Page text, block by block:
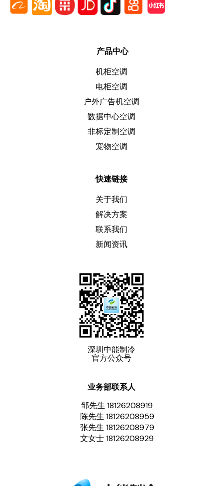
产品中心
机柜空调
电柜空调
户外广告机空调
数据中心空调
非标定制空调
宠物空调
快速链接
关于我们
解决方案
联系我们
新闻资讯
深圳中能制冷
官方公众号
业务部联系人
邹先生 18126208919
陈先生 18126208959
张先生 18126208979
文女士 18126208929